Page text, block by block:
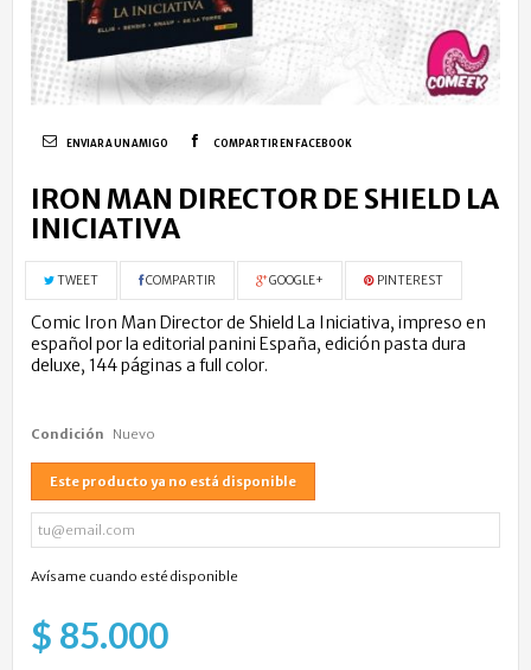
ENVIAR A UN AMIGO COMPARTIR EN FACEBOOK
IRON MAN DIRECTOR DE SHIELD LA
INICIATIVA
TWEET COMPARTIR GOOGLE+ PINTEREST
Comic Iron Man Director de Shield La Iniciativa, impreso en
español por la editorial panini España, edición pasta dura
deluxe, 144 páginas a full color.
Condición Nuevo
Este producto ya no está disponible
Avísame cuando esté disponible
$ 85.000